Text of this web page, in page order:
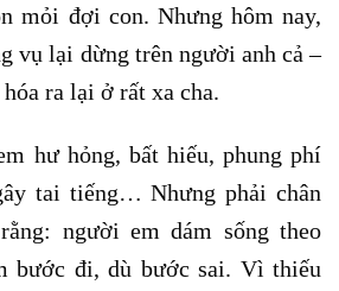
mỏi đợi con. Nhưng hôm nay,
vụ lại dừng trên người anh cả –
ra lại ở rất xa cha.
hư hỏng, bất hiếu, phung phí
tai tiếng… Nhưng phải chân
người em dám sống theo
bước đi, dù bước sai. Vì thiếu